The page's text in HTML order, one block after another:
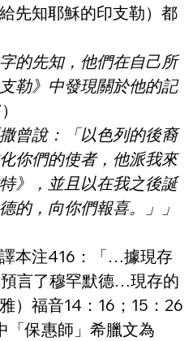
先知耶穌的印支勒）都
的先知， 他們在自己所
勒》中發現關於他的記
曾說：「以色列的後裔
你們的使者，他派我來
》， 並且以在我之後誕
的，向你們報喜。」」
譯本注416：「…據現存
言了穆罕默德…現存的
）福音14：16；15：26
保惠師」希臘文為